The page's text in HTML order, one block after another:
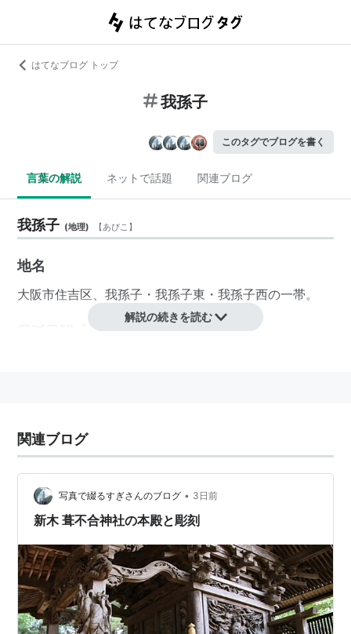
はてなブログ トップ
我孫子
このタグでブログを書く
言葉の解説 ネットで話題 関連ブログ
我孫子 (地理) 【あびこ 】
地名
大阪市住吉区、我孫子 ・我孫子東 ・我孫子西の一帯。
我孫子駅 大阪市営地下鉄（御堂筋線）
こ駅
大阪市 住吉区我孫子3丁目にある、JR西日本
我孫子町駅。
＊千葉県我孫子市 JR東日本の「我孫子」駅がある。
＊
○リスト：駅キーワード
解説の続きを読む
関連ブログ
写真で綴るすぎさんのブログ • 3日前
新木 葺不合神社の本殿と彫刻